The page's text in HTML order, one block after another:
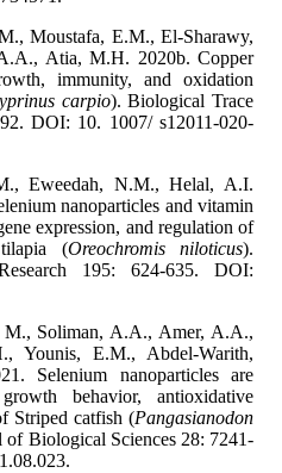
Moustafa, E.M., El-Sharawy,
Atia, M.H. 2020b. Copper
immunity, and oxidation
carpio). Biological Trace
DOI: 10. 1007/ s12011-​020-​
Eweedah, N.M., Helal, A.I.
nanoparticles and vitamin
expression, and regulation of
(Oreochromis niloticus).
195: 624-635. DOI:
Soliman, A.A., Amer, A.A.,
Younis, E.M., Abdel-Warith,
Selenium nanoparticles are
behavior, antioxidative
Striped catfish (Pangasianodon
of Biological Sciences 28: 7241-